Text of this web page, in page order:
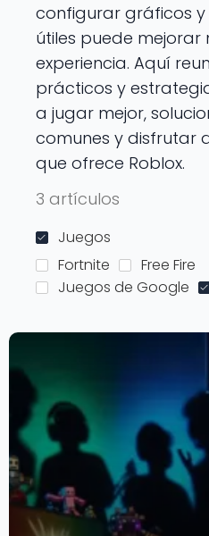
configurar gráficos
útiles puede
experiencia. Aquí
prácticos y
a jugar mejor,
comunes y disfrutar
que ofrece Roblox.
3 artículos
Juegos
Fortnite
Free Fire
Juegos de Google